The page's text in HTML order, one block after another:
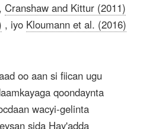
, Cranshaw and Kittur (2011)
, iyo Kloumann et al. (2016)
oo aan si fiican ugu
qoondaynta
wacyi-gelinta
sida Hay'adda